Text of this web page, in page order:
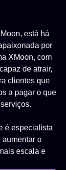
está há
por
XMoon, com
de atrair,
clientes que
a pagar o que
é especialista
aumentar o
escala e